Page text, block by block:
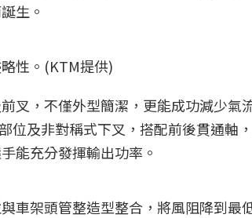
生。
性。(KTM提供)
叉，不僅外型簡潔，更能成功減少氣
位及非對稱式下叉，搭配前後貫通軸
能充分發揮輸出功率。
車架頭管整造型整合，將風阻降到最